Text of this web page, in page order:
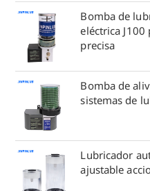
Bomba de
eléctrica
precisa
Bomba de
sistemas de
Lubricador
ajustable